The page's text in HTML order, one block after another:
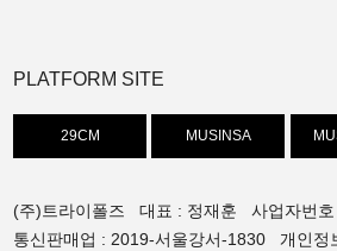
PLATFORM SITE
29CM MUSINSA
(주)트라이폴즈 대표 : 정재훈 사업자번호
통신판매업 : 2019-서울강서-1830 개인